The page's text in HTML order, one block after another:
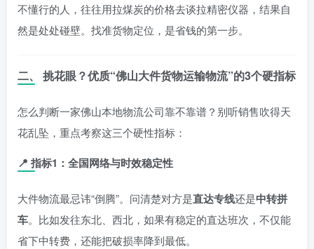
不懂行的人，往往用拉煤炭的价格去谈拉精密仪器，结果自
然是处处碰壁。找准货物定位，是省钱的第一步。
二、 挑花眼？优质“佛山大件货物运输物流”的3个硬指标
怎么判断一家佛山本地物流公司靠不靠谱？别听销售吹得天
花乱坠，重点考察这三个硬性指标：
📍 指标1：全国网络与时效稳定性
大件物流最忌讳“倒腾”。问清楚对方是直达专线还是中转拼
车。比如发往东北、西北，如果有稳定的直达班次，不仅能
省下中转费，还能把破损率降到最低。